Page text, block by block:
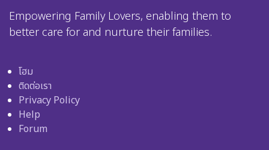
Empowering Family Lovers, enabling them to
better care for and nurture their families.
โฮม
ติดต่อเรา
Privacy Policy
Help
Forum